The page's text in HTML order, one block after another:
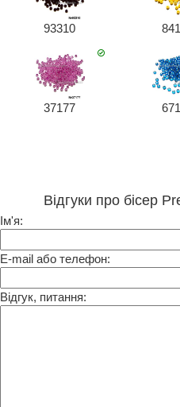
93310
37177
Відгуки про бісер
Ім'я:
E-mail або телефон:
Відгук, питання: